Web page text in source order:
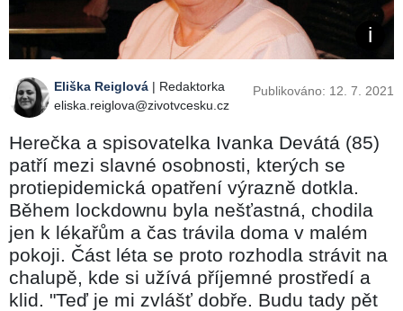
Eliška Reiglová | Redaktorka
eliska.reiglova@zivotvcesku.cz
Publikováno: 12. 7. 2021
Herečka a spisovatelka Ivanka Devátá (85)
patří mezi slavné osobnosti, kterých se
protiepidemická opatření výrazně dotkla.
Během lockdownu byla nešťastná, chodila
jen k lékařům a čas trávila doma v malém
pokoji. Část léta se proto rozhodla strávit na
chalupě, kde si užívá příjemné prostředí a
klid. "Teď je mi zvlášť dobře. Budu tady pět